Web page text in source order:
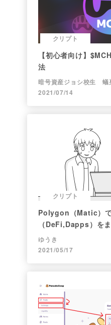
クリプト
【初心者向け】
法
暗号資産ジョシ校生 蟻
2021/07/14
クリプト
Polygon（Matic）
（DeFi,Dapps）を
ゆうき
2021/05/17